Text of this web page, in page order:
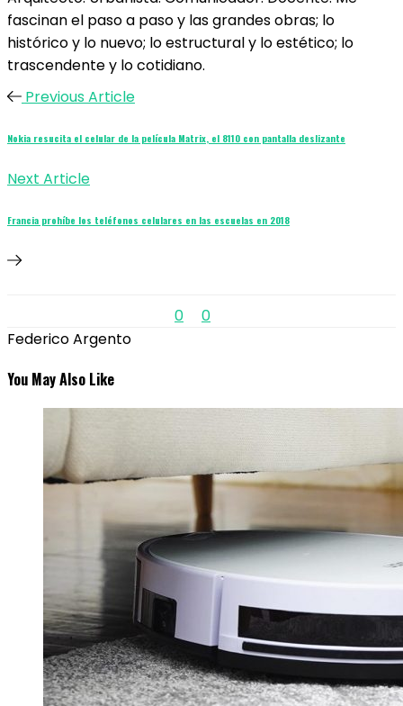
fascinan el paso a paso y las grandes obras; lo
histórico y lo nuevo; lo estructural y lo estético; lo
trascendente y lo cotidiano.
Previous Article
Nokia resucita el celular de la película Matrix, el 8110 con pantalla deslizante
Next Article
Francia prohíbe los teléfonos celulares en las escuelas en 2018
0
0
Federico Argento
You May Also Like